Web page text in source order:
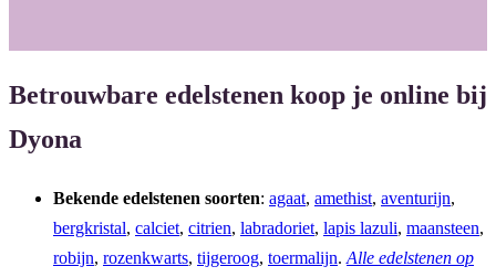
Betrouwbare edelstenen koop je online bij
Dyona
Bekende edelstenen soorten: agaat, amethist, aventurijn,
bergkristal, calciet, citrien, labradoriet, lapis lazuli, maansteen,
robijn, rozenkwarts, tijgeroog, toermalijn. Alle edelstenen op